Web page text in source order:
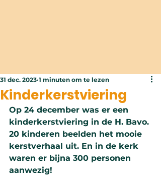
Kinderkerstviering
31 dec. 2023 1 minuten om te lezen
Op 24 december was er een
kinderkerstviering in de H. Bavo.
20 kinderen beelden het mooie
kerstverhaal uit. En in de kerk
waren er bijna 300 personen
aanwezig!